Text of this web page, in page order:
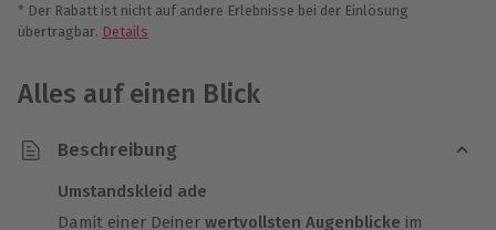
* Der Rabatt ist nicht auf andere Erlebnisse bei der Einlösung
übertragbar. Details
Alles auf einen Blick
Beschreibung
Umstandskleid ade
Damit einer Deiner wertvollsten Augenblicke im